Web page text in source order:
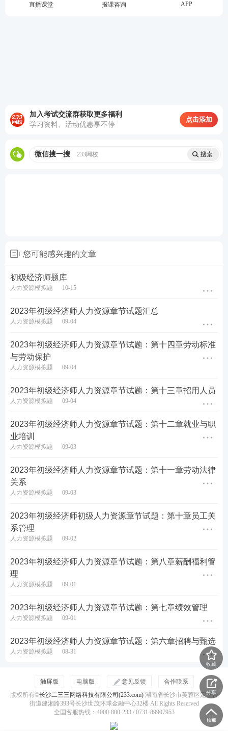
真题讲解：初级经济师历年真题解读>>
考点！点击试听课程>>>
直播课堂 报课咨询 APP
加入考试交流群获取更多福利
学习资料、活动优惠享不停
点击添加
微信搜一搜 233网校
您可能感兴趣的文章
初级经济师题库
人力资源模拟题 10-15
2023年初级经济师人力资源章节试题汇总
人力资源模拟题 09-04
2023年初级经济师人力资源章节试题：第十四章劳动标准
与劳动保护
人力资源模拟题 09-04
2023年初级经济师人力资源章节试题：第十三章招用人员
人力资源模拟题 09-04
2023年初级经济师人力资源章节试题：第十二章就业与职
业培训
人力资源模拟题 09-03
2023年初级经济师人力资源章节试题：第十一章劳动法律
关系
人力资源模拟题 09-03
2023年初级经济师初级人力资源章节试题：第十章员工关
系管理
人力资源模拟题 09-02
2023年初级经济师人力资源章节试题：第八章薪酬福利管
理
人力资源模拟题 09-01
2023年初级经济师人力资源章节试题：第七章绩效管理
人力资源模拟题 09-01
2023年初级经济师人力资源章节试题：第六章招聘与甄选
人力资源模拟题 08-31
收藏
分享
触屏版 电脑版 意见反馈
合作联系
版权所有©长沙二三三网络科技有限公司(233.com)湖南省长沙市芙蓉区定王台
街道建湘路393号长沙世茂环球金融中心32楼 All Rights Reserved
全国客服热线：4000-800-233 / 0731-89907953